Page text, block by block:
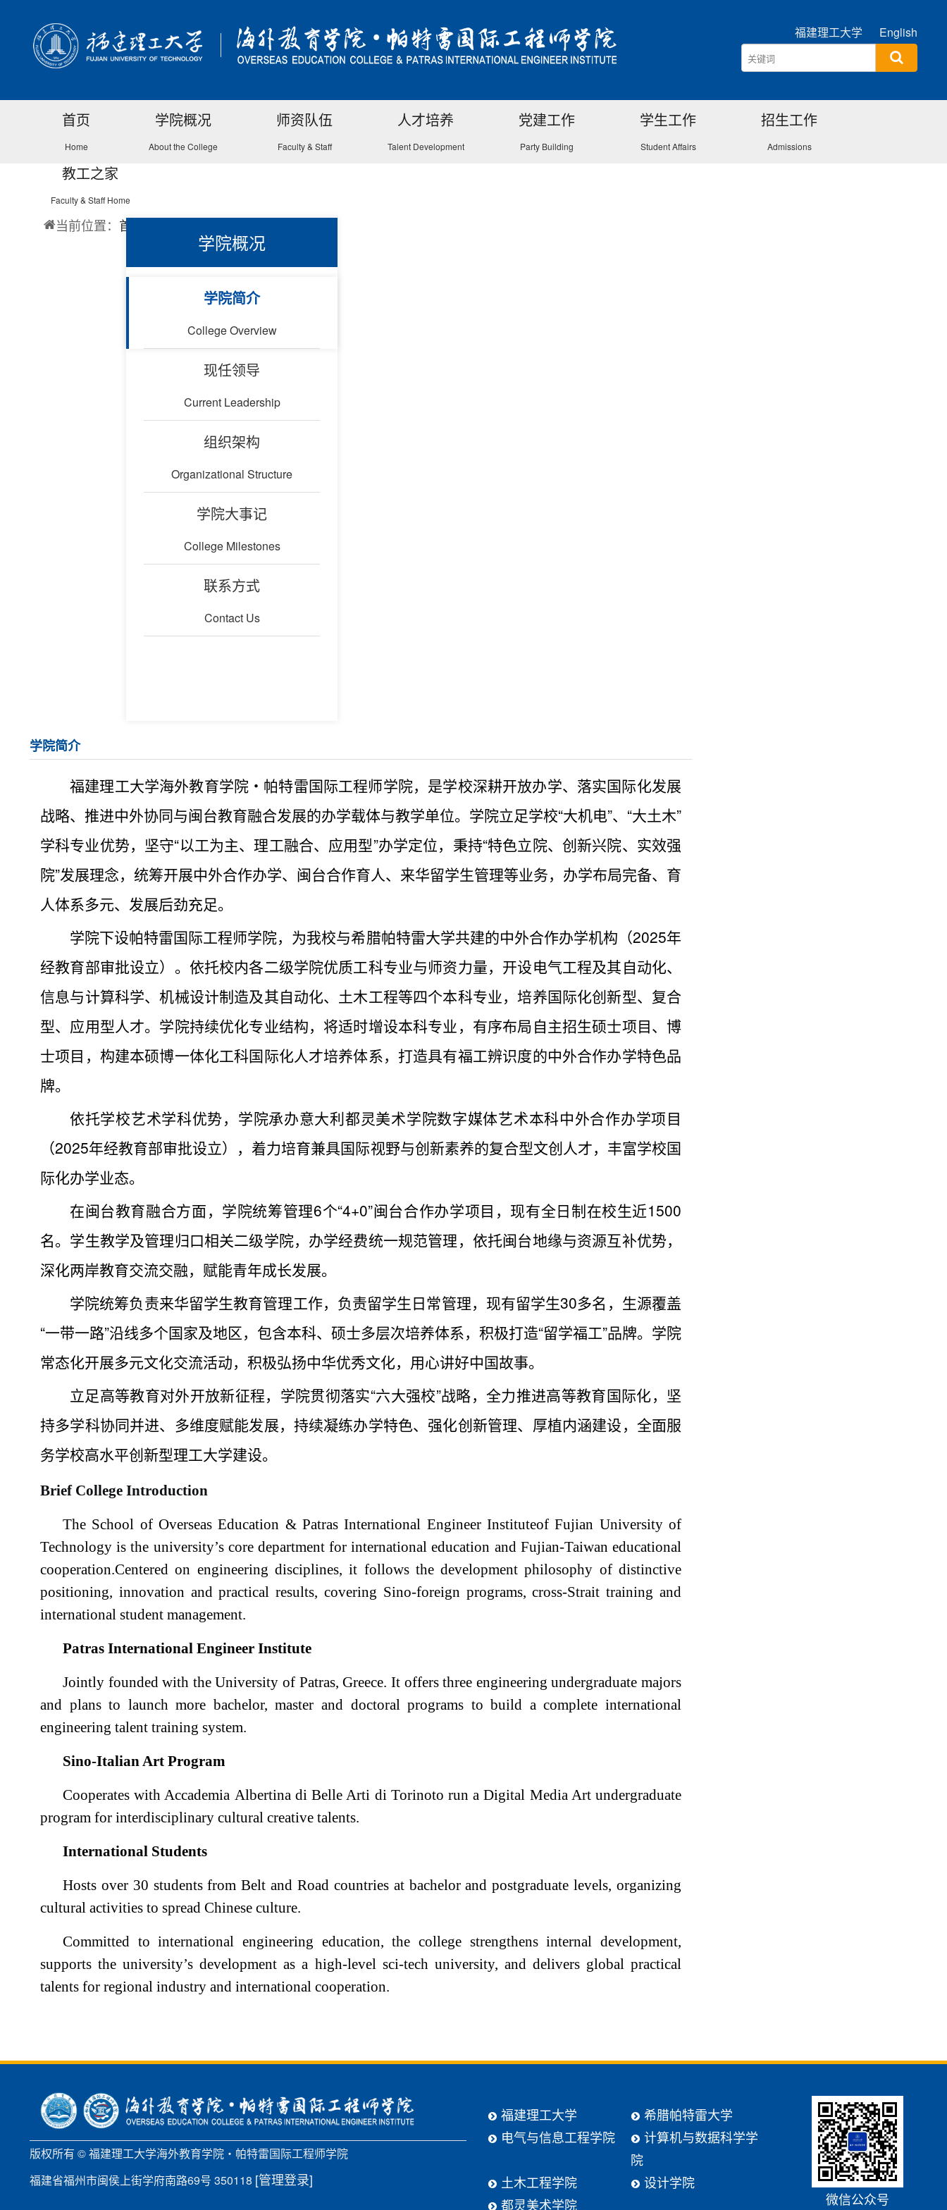
福建理工大学 English
首页
Home
学院概况
About the College
师资队伍
Faculty & Staff
人才培养
Talent Development
党建工作
Party Building
学生工作
Student Affairs
招生工作
Admissions
教工之家
Faculty & Staff Home
当前位置： 首页
学院概况
学院简介
College Overview
现任领导
Current Leadership
组织架构
Organizational Structure
学院大事记
College Milestones
联系方式
Contact Us
学院简介
福建理工大学海外教育学院・帕特雷国际工程师学院，是学校深耕开放办学、落实国际化发展
战略、推进中外协同与闽台教育融合发展的办学载体与教学单位。学院立足学校“大机电”、“大土木”
学科专业优势，坚守“以工为主、理工融合、应用型”办学定位，秉持“特色立院、创新兴院、实效强
院”发展理念，统筹开展中外合作办学、闽台合作育人、来华留学生管理等业务，办学布局完备、育
人体系多元、发展后劲充足。
学院下设帕特雷国际工程师学院，为我校与希腊帕特雷大学共建的中外合作办学机构（2025年
经教育部审批设立）。依托校内各二级学院优质工科专业与师资力量，开设电气工程及其自动化、
信息与计算科学、机械设计制造及其自动化、土木工程等四个本科专业，培养国际化创新型、复合
型、应用型人才。学院持续优化专业结构，将适时增设本科专业，有序布局自主招生硕士项目、博
士项目，构建本硕博一体化工科国际化人才培养体系，打造具有福工辨识度的中外合作办学特色品
牌。
依托学校艺术学科优势，学院承办意大利都灵美术学院数字媒体艺术本科中外合作办学项目
（2025年经教育部审批设立），着力培育兼具国际视野与创新素养的复合型文创人才，丰富学校国
际化办学业态。
在闽台教育融合方面，学院统筹管理6个“4+0”闽台合作办学项目，现有全日制在校生近1500
名。学生教学及管理归口相关二级学院，办学经费统一规范管理，依托闽台地缘与资源互补优势，
深化两岸教育交流交融，赋能青年成长发展。
学院统筹负责来华留学生教育管理工作，负责留学生日常管理，现有留学生30多名，生源覆盖
“一带一路”沿线多个国家及地区，包含本科、硕士多层次培养体系，积极打造“留学福工”品牌。学院
常态化开展多元文化交流活动，积极弘扬中华优秀文化，用心讲好中国故事。
立足高等教育对外开放新征程，学院贯彻落实“六大强校”战略，全力推进高等教育国际化，坚
持多学科协同并进、多维度赋能发展，持续凝练办学特色、强化创新管理、厚植内涵建设，全面服
务学校高水平创新型理工大学建设。
Brief College Introduction
The School of Overseas Education & Patras International Engineer Instituteof Fujian University of
Technology is the university’s core department for international education and Fujian-Taiwan educational
cooperation.Centered on engineering disciplines, it follows the development philosophy of distinctive
positioning, innovation and practical results, covering Sino-foreign programs, cross-Strait training and
international student management.
Patras International Engineer Institute
Jointly founded with the University of Patras, Greece. It offersthree engineering undergraduate majors
and plans to launch more bachelor, master and doctoral programs to build a complete international
engineering talent training system.
Sino-Italian Art Program
Cooperates withAccademia Albertinadi Belle Arti di Torinoto run a Digital Media Art undergraduate
program for interdisciplinary cultural creative talents.
International Students
Hosts over 30 students from Belt and Road countries at bachelor and postgraduate levels, organizing
cultural activities to spread Chinese culture.
Committed to international engineering education, the college strengthens internal development,
supports the university’s development as a high-level sci-tech university, and delivers global practical
talents for regional industry and international cooperation.
版权所有 © 福建理工大学海外教育学院・帕特雷国际工程师学院
福建省福州市闽侯上街学府南路69号 350118 [管理登录]
福建理工大学
希腊帕特雷大学
电气与信息工程学院
计算机与数据科学学
院
土木工程学院
设计学院
都灵美术学院
微信公众号